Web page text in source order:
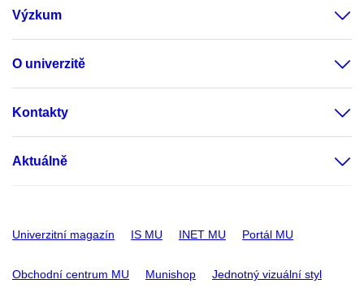
Výzkum
O univerzitě
Kontakty
Aktuálně
Univerzitní magazín IS MU INET MU Portál MU
Obchodní centrum MU Munishop Jednotný vizuální styl